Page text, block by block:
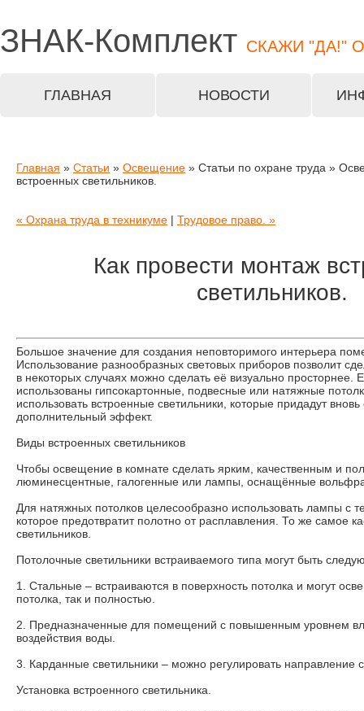
ЗНАК-Комплект СКАЖИ "ДА!"
ГЛАВНАЯ НОВОСТИ
Главная » Статьи » Освещение » Статьи по охране труда »
встроенных светильников.
« Охрана труда в техникуме | Трудовое право. »
Как провести монтаж
светильников.
Большое значение для создания неповторимого интерьера
Использование разнообразных световых приборов позволит
в некоторых случаях можно сделать её визуально просторнее.
использованы гипсокартонные, подвесные или натяжные
использовать встроенные светильники, которые придадут
дополнительный эффект.
Виды встроенных светильников
Чтобы освещение в комнате сделать ярким, качественным и
люминесцентные, галогенные или лампы, оснащённые
Для натяжных потолков целесообразно использовать лампы с
которое предотвратит полотно от расплавления. То же самое
светильников.
Потолочные светильники встраиваемого типа могут быть
1. Стальные – встраиваются в поверхность потолка и могут
потолка, так и полностью.
2. Предназначенные для помещений с повышенным уровнем
воздействия воды.
3. Карданные светильники – можно регулировать направление
Установка встроенного светильника.